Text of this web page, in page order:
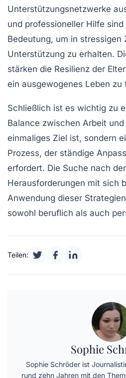
Unterstützungsnetzwerke
und professioneller Hilfe
Bedeutung, um in stressigen
Unterstützung zu erhalten.
stärken die Resilienz der
ein ausgewogenes Leben zu
Schließlich ist es wichtig zu
Balance zwischen Arbeit und
einmaliges Ziel ist, sondern
Prozess, der ständige
erfordert. Die Suche nach
Herausforderungen mit sich
Anwendung dieser
sowohl beruflich als auch
Teilen:
Sophie
Sophie Schröder ist
rund zehn Jahren mit den